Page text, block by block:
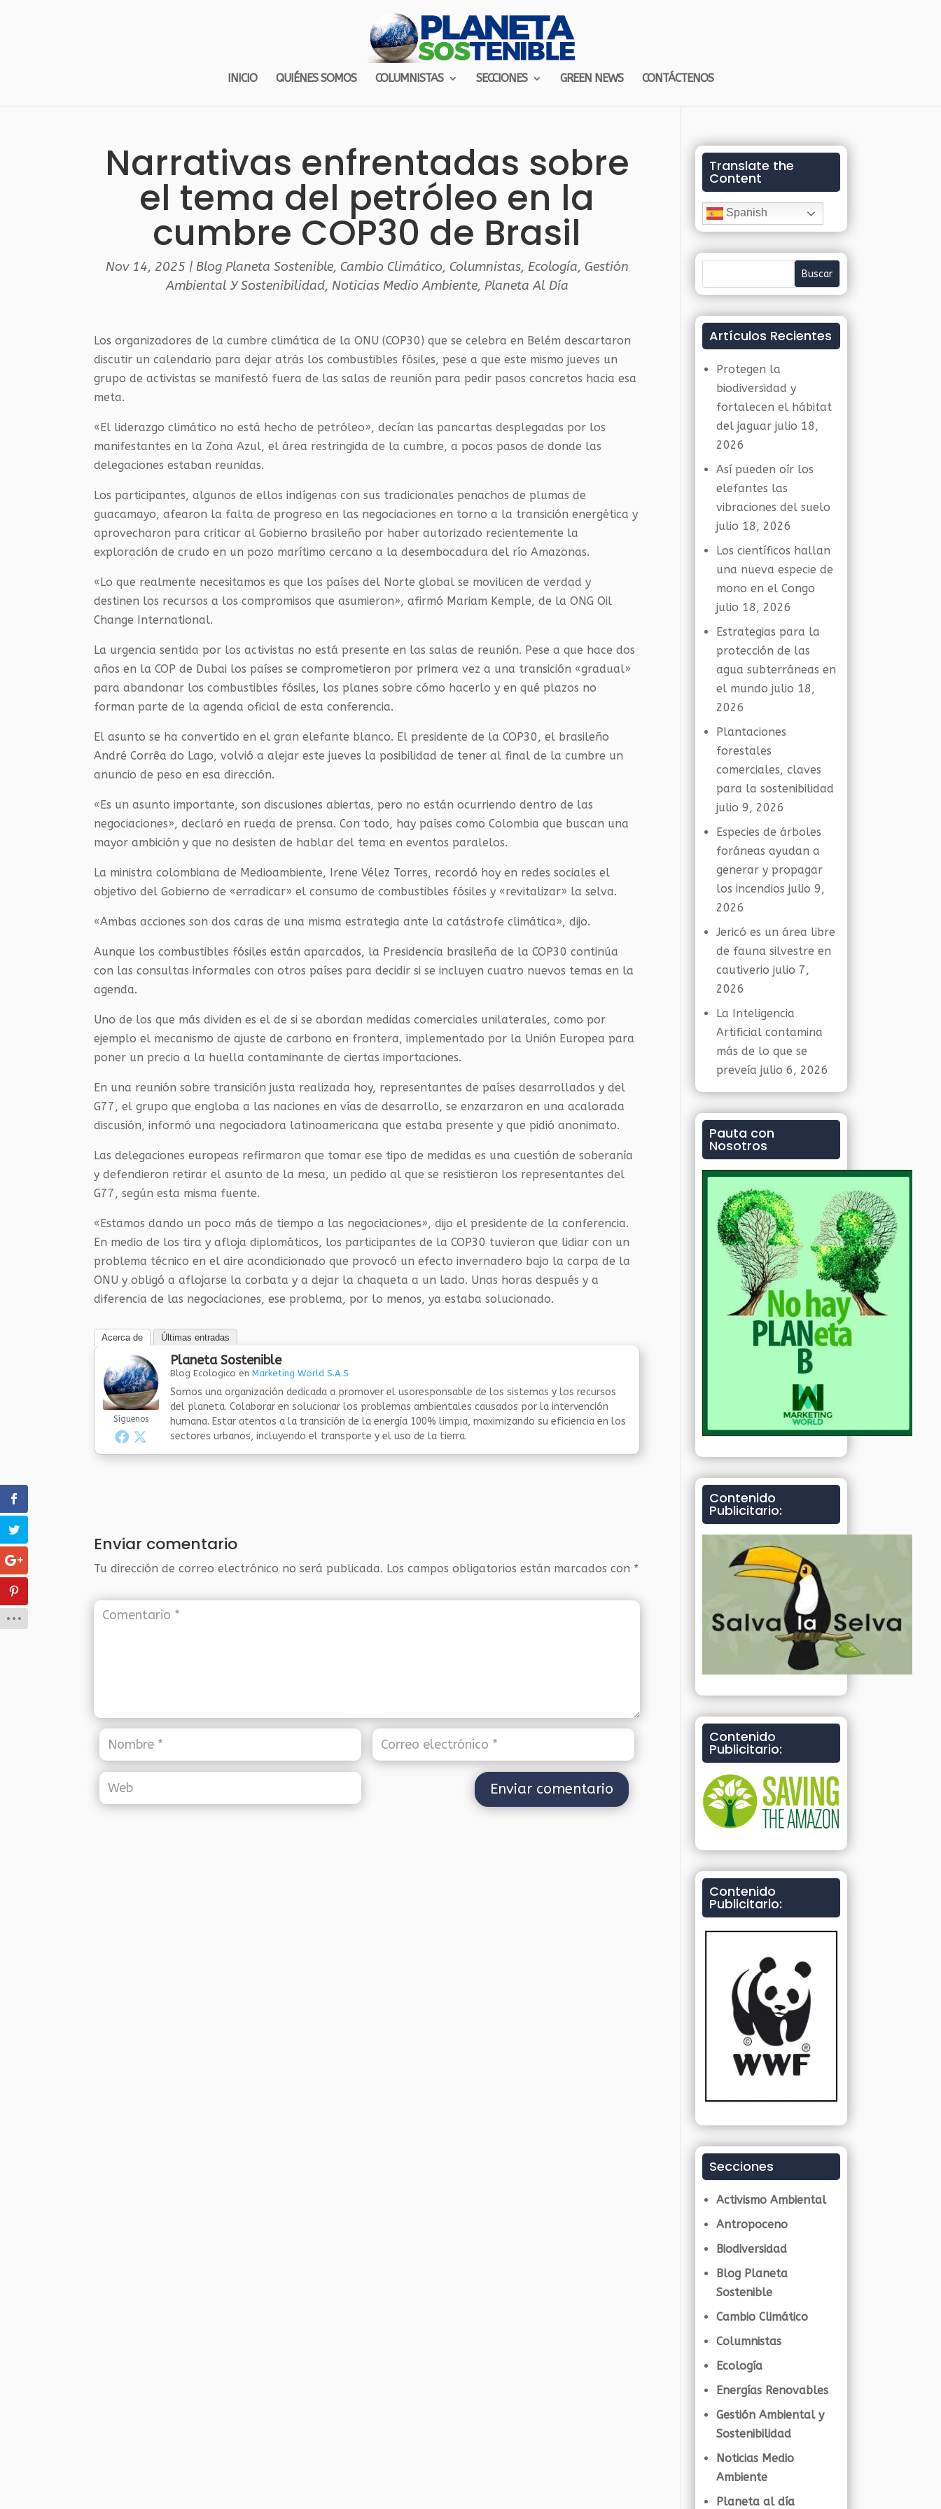
INICIO QUIÉNES SOMOS COLUMNISTAS SECCIONES GREEN NEWS CONTÁCTENOS
Narrativas enfrentadas sobre
el tema del petróleo en la
cumbre COP30 de Brasil
Nov 14, 2025 | Blog Planeta Sostenible, Cambio Climático, Columnistas, Ecología, Gestión
Ambiental Y Sostenibilidad, Noticias Medio Ambiente, Planeta Al Día
Los organizadores de la cumbre climática de la ONU (COP30) que se celebra en Belém descartaron
discutir un calendario para dejar atrás los combustibles fósiles, pese a que este mismo jueves un
grupo de activistas se manifestó fuera de las salas de reunión para pedir pasos concretos hacia esa
meta.
«El liderazgo climático no está hecho de petróleo», decían las pancartas desplegadas por los
manifestantes en la Zona Azul, el área restringida de la cumbre, a pocos pasos de donde las
delegaciones estaban reunidas.
Los participantes, algunos de ellos indígenas con sus tradicionales penachos de plumas de
guacamayo, afearon la falta de progreso en las negociaciones en torno a la transición energética y
aprovecharon para criticar al Gobierno brasileño por haber autorizado recientemente la
exploración de crudo en un pozo marítimo cercano a la desembocadura del río Amazonas.
«Lo que realmente necesitamos es que los países del Norte global se movilicen de verdad y
destinen los recursos a los compromisos que asumieron», afirmó Mariam Kemple, de la ONG Oil
Change International.
La urgencia sentida por los activistas no está presente en las salas de reunión. Pese a que hace dos
años en la COP de Dubai los países se comprometieron por primera vez a una transición «gradual»
para abandonar los combustibles fósiles, los planes sobre cómo hacerlo y en qué plazos no
forman parte de la agenda oficial de esta conferencia.
El asunto se ha convertido en el gran elefante blanco. El presidente de la COP30, el brasileño
André Corrêa do Lago, volvió a alejar este jueves la posibilidad de tener al final de la cumbre un
anuncio de peso en esa dirección.
«Es un asunto importante, son discusiones abiertas, pero no están ocurriendo dentro de las
negociaciones», declaró en rueda de prensa. Con todo, hay países como Colombia que buscan una
mayor ambición y que no desisten de hablar del tema en eventos paralelos.
La ministra colombiana de Medioambiente, Irene Vélez Torres, recordó hoy en redes sociales el
objetivo del Gobierno de «erradicar» el consumo de combustibles fósiles y «revitalizar» la selva.
«Ambas acciones son dos caras de una misma estrategia ante la catástrofe climática», dijo.
Aunque los combustibles fósiles están aparcados, la Presidencia brasileña de la COP30 continúa
con las consultas informales con otros países para decidir si se incluyen cuatro nuevos temas en la
agenda.
Uno de los que más dividen es el de si se abordan medidas comerciales unilaterales, como por
ejemplo el mecanismo de ajuste de carbono en frontera, implementado por la Unión Europea para
poner un precio a la huella contaminante de ciertas importaciones.
En una reunión sobre transición justa realizada hoy, representantes de países desarrollados y del
G77, el grupo que engloba a las naciones en vías de desarrollo, se enzarzaron en una acalorada
discusión, informó una negociadora latinoamericana que estaba presente y que pidió anonimato.
Las delegaciones europeas refirmaron que tomar ese tipo de medidas es una cuestión de soberanía
y defendieron retirar el asunto de la mesa, un pedido al que se resistieron los representantes del
G77, según esta misma fuente.
«Estamos dando un poco más de tiempo a las negociaciones», dijo el presidente de la conferencia.
En medio de los tira y afloja diplomáticos, los participantes de la COP30 tuvieron que lidiar con un
problema técnico en el aire acondicionado que provocó un efecto invernadero bajo la carpa de la
ONU y obligó a aflojarse la corbata y a dejar la chaqueta a un lado. Unas horas después y a
diferencia de las negociaciones, ese problema, por lo menos, ya estaba solucionado.
Acerca de Últimas entradas
Síguenos
Planeta Sostenible
Blog Ecologico enMarketing World S.A.S
Somos una organización dedicada a promover el usoresponsable de los sistemas y los recursos
del planeta. Colaborar en solucionar los problemas ambientales causados por la intervención
humana. Estar atentos a la transición de la energía 100% limpia, maximizando su eficiencia en los
sectores urbanos, incluyendo el transporte y el uso de la tierra.
Enviar comentario
Tu dirección de correo electrónico no será publicada. Los campos obligatorios están marcados con *
Translate the
Content
Spanish
Artículos Recientes
Protegen la
biodiversidad y
fortalecen el hábitat
del jaguar julio 18,
2026
Así pueden oír los
elefantes las
vibraciones del suelo
julio 18, 2026
Los científicos hallan
una nueva especie de
mono en el Congo
julio 18, 2026
Estrategias para la
protección de las
agua subterráneas en
el mundo julio 18,
2026
Plantaciones
forestales
comerciales, claves
para la sostenibilidad
julio 9, 2026
Especies de árboles
foráneas ayudan a
generar y propagar
los incendios julio 9,
2026
Jericó es un área libre
de fauna silvestre en
cautiverio julio 7,
2026
La Inteligencia
Artificial contamina
más de lo que se
preveía julio 6, 2026
Pauta con
Nosotros
Contenido
Publicitario:
Contenido
Publicitario:
Contenido
Publicitario:
Secciones
Activismo Ambiental
Antropoceno
Biodiversidad
Blog Planeta
Sostenible
Cambio Climático
Columnistas
Ecología
Energías Renovables
Gestión Ambiental y
Sostenibilidad
Noticias Medio
Ambiente
Planeta al día